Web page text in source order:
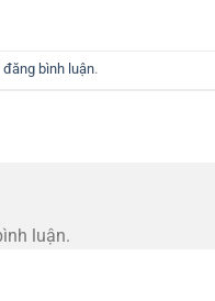
đăng bình luận.
luận.